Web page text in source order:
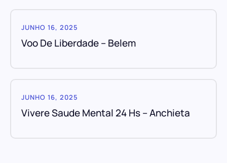
JUNHO 16, 2025
Voo De Liberdade – Belem
JUNHO 16, 2025
Vivere Saude Mental 24 Hs – Anchieta